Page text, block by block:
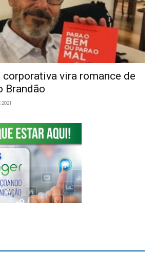
vira romance de
Brandão
2021